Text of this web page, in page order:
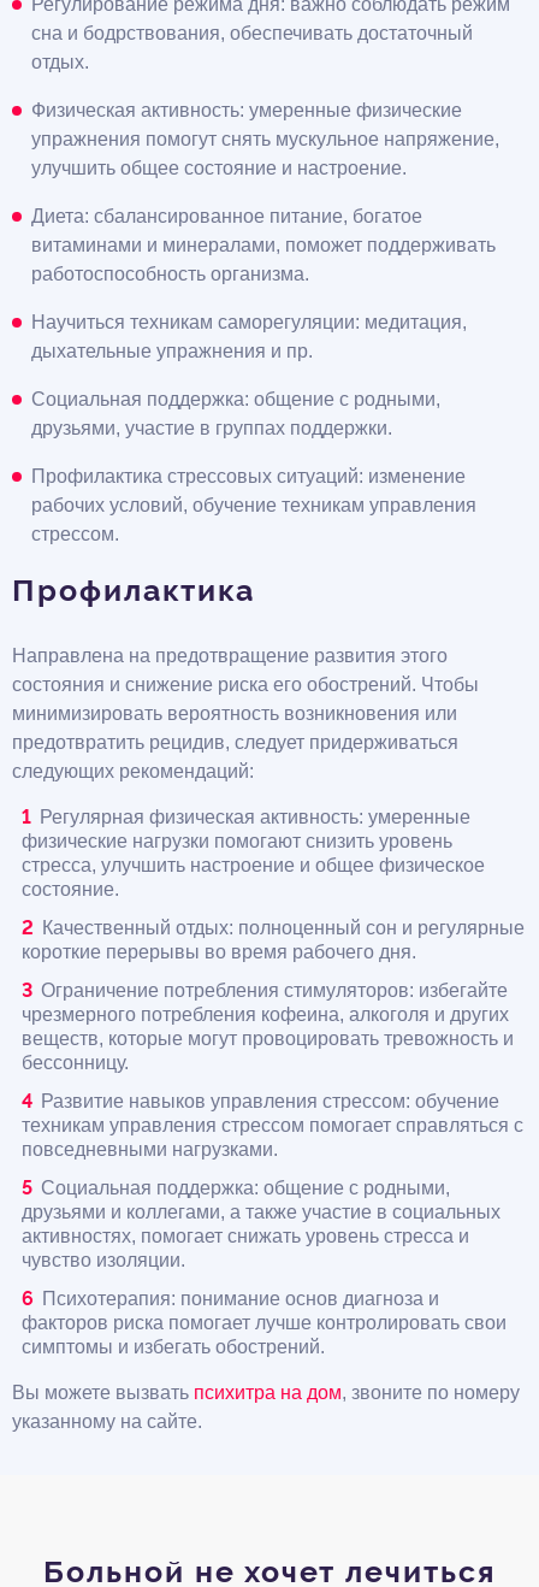
Регулирование режима дня: важно соблюдать режим
сна и бодрствования, обеспечивать достаточный
отдых.
Физическая активность: умеренные физические
упражнения помогут снять мускульное напряжение,
улучшить общее состояние и настроение.
Диета: сбалансированное питание, богатое
витаминами и минералами, поможет поддерживать
работоспособность организма.
Научиться техникам саморегуляции: медитация,
дыхательные упражнения и пр.
Социальная поддержка: общение с родными,
друзьями, участие в группах поддержки.
Профилактика стрессовых ситуаций: изменение
рабочих условий, обучение техникам управления
стрессом.
Профилактика
Направлена на предотвращение развития этого
состояния и снижение риска его обострений. Чтобы
минимизировать вероятность возникновения или
предотвратить рецидив, следует придерживаться
следующих рекомендаций:
Регулярная физическая активность: умеренные
физические нагрузки помогают снизить уровень
стресса, улучшить настроение и общее физическое
состояние.
Качественный отдых: полноценный сон и регулярные
короткие перерывы во время рабочего дня.
Ограничение потребления стимуляторов: избегайте
чрезмерного потребления кофеина, алкоголя и других
веществ, которые могут провоцировать тревожность и
бессонницу.
Развитие навыков управления стрессом: обучение
техникам управления стрессом помогает справляться с
повседневными нагрузками.
Социальная поддержка: общение с родными,
друзьями и коллегами, а также участие в социальных
активностях, помогает снижать уровень стресса и
чувство изоляции.
Психотерапия: понимание основ диагноза и
факторов риска помогает лучше контролировать свои
симптомы и избегать обострений.
Вы можете вызвать психитра на дом, звоните по номеру
указанному на сайте.
Больной не хочет лечиться